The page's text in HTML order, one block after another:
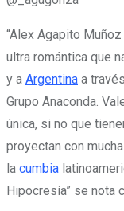
“Alex Agapito
ultra romántica que
y a Argentina a
Grupo Anaconda.
única, si no que
proyectan con
la cumbia
Hipocresía” se nota